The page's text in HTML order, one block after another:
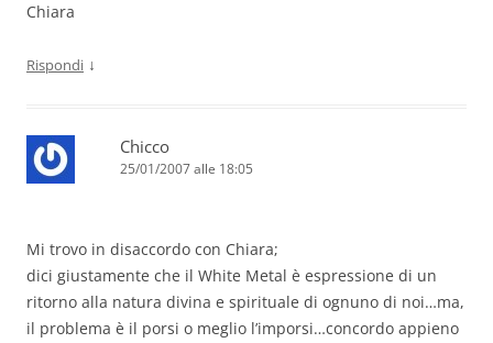
Chiara
Rispondi ↓
Chicco
25/01/2007 alle 18:05
Mi trovo in disaccordo con Chiara;
dici giustamente che il White Metal è espressione di un
ritorno alla natura divina e spirituale di ognuno di noi…ma,
il problema è il porsi o meglio l’imporsi…concordo appieno